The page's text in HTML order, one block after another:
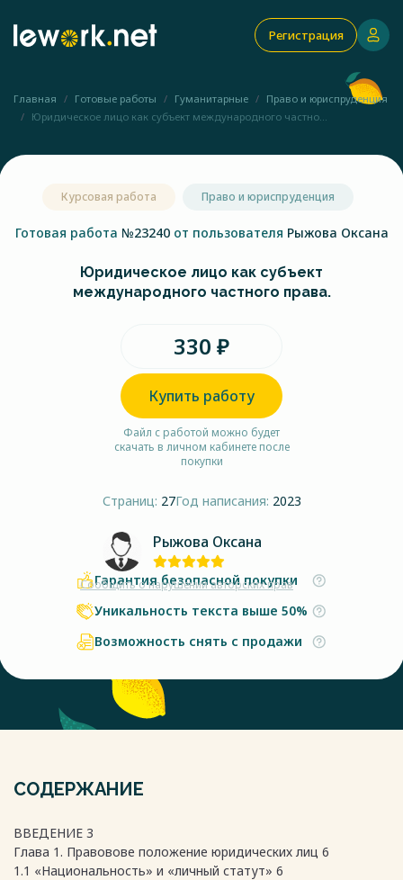
Регистрация
Главная Готовые работы Гуманитарные
Право и юриспруденция
Юридическое лицо как субъект международного частно...
Курсовая работа Право и юриспруденция
Готовая работа №23240 от пользователя Рыжова Оксана
Юридическое лицо как субъект
международного частного права.
330 ₽
Купить работу
Файл с работой можно будет
скачать в личном кабинете после
покупки
Страниц: 27Год написания: 2023
Рыжова Оксана
Сообщить о нарушении авторских прав
Гарантия безопасной покупки
Уникальность текста выше 50%
Возможность снять с продажи
СОДЕРЖАНИЕ
ВВЕДЕНИЕ 3
Глава 1. Правовове положение юридических лиц 6
1.1 «Национальность» и «личный статут» 6